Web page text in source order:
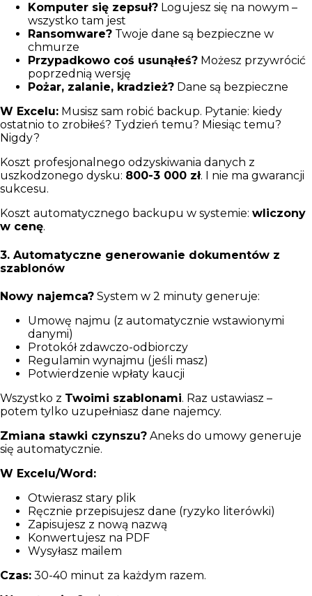
Komputer się zepsuł? Logujesz się na nowym –
wszystko tam jest
Ransomware? Twoje dane są bezpieczne w
chmurze
Przypadkowo coś usunąłeś? Możesz przywrócić
poprzednią wersję
Pożar, zalanie, kradzież? Dane są bezpieczne
W Excelu: Musisz sam robić backup. Pytanie: kiedy
ostatnio to zrobiłeś? Tydzień temu? Miesiąc temu?
Nigdy?
Koszt profesjonalnego odzyskiwania danych z
uszkodzonego dysku: 800-3 000 zł. I nie ma gwarancji
sukcesu.
Koszt automatycznego backupu w systemie: wliczony
w cenę.
3. Automatyczne generowanie dokumentów z
szablonów
Nowy najemca? System w 2 minuty generuje:
Umowę najmu (z automatycznie wstawionymi
danymi)
Protokół zdawczo-odbiorczy
Regulamin wynajmu (jeśli masz)
Potwierdzenie wpłaty kaucji
Wszystko z Twoimi szablonami. Raz ustawiasz –
potem tylko uzupełniasz dane najemcy.
Zmiana stawki czynszu? Aneks do umowy generuje
się automatycznie.
W Excelu/Word:
Otwierasz stary plik
Ręcznie przepisujesz dane (ryzyko literówki)
Zapisujesz z nową nazwą
Konwertujesz na PDF
Wysyłasz mailem
Czas: 30-40 minut za każdym razem.